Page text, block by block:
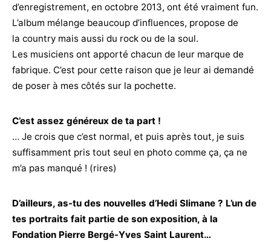
d’enregistrement, en octobre 2013, ont été vraiment fun.
L’album mélange beaucoup d’influences, propose de
la country mais aussi du rock ou de la soul.
Les musiciens ont apporté chacun de leur marque de
fabrique. C’est pour cette raison que je leur ai demandé
de poser à mes côtés sur la pochette.
C’est assez généreux de ta part !
… Je crois que c’est normal, et puis après tout, je suis
suffisamment pris tout seul en photo comme ça, ça ne
m’a pas manqué ! (rires)
D’ailleurs, as-tu des nouvelles d’Hedi Slimane ? L’un de
tes portraits fait partie de son exposition, à la
Fondation Pierre Bergé-Yves Saint Laurent…